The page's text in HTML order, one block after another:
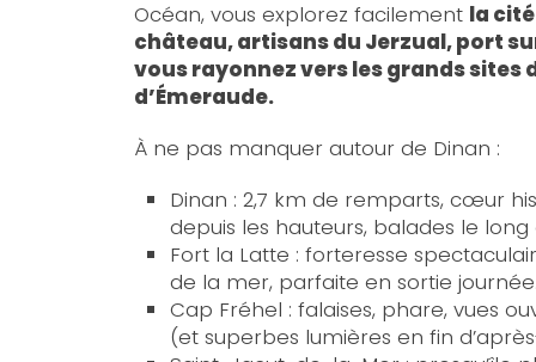
Océan, vous explorez facilement la
château, artisans du Jerzual, port
vous rayonnez vers les grands sites
d’Émeraude.
À ne pas manquer autour de Dinan :
Dinan : 2,7 km de remparts, cœur
depuis les hauteurs, balades le long
Fort la Latte : forteresse
de la mer, parfaite en sortie
Cap Fréhel : falaises, phare, vues
(et superbes lumières en fin